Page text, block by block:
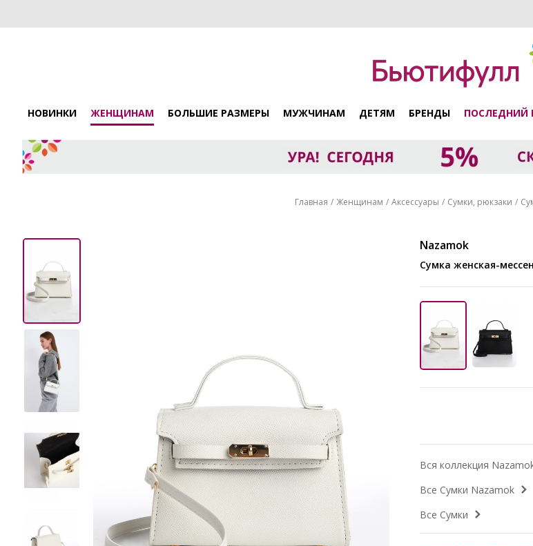
НОВИНКИ ЖЕНЩИНАМ БОЛЬШИЕ РАЗМЕРЫ МУЖЧИНАМ ДЕТЯМ БРЕНДЫ ПОСЛЕДНИЙ
Главная Женщинам Аксессуары Сумки, рюкзаки
Nazamok
Сумка женская-
Вся коллекция
Все Сумки Nazamok
Все Сумки